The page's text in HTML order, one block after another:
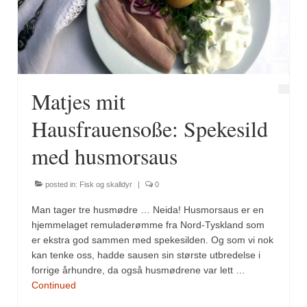
Fugl
Gryteretter
Snacks
Supper
Vegetar
Krydder, oppskrifter
Albóndigaskrydder
Bouquet garni
Matjes mit
Hausfrauensoße: Spekesild
med husmorsaus
posted in: Fisk og skalldyr | 0
Man tager tre husmødre … Neida! Husmorsaus er en
hjemmelaget remuladerømme fra Nord-Tyskland som
er ekstra god sammen med spekesilden. Og som vi nok
kan tenke oss, hadde sausen sin største utbredelse i
forrige århundre, da også husmødrene var lett …
Continued